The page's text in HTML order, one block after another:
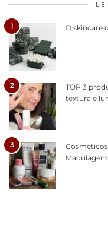
1 O skincare
2
TOP 3
textura e
3